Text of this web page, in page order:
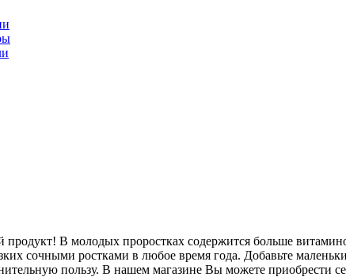
В молодых проростках содержится больше
сочными ростками в любое время года. Добавьте
пользу. В нашем магазине Вы можете приобрести